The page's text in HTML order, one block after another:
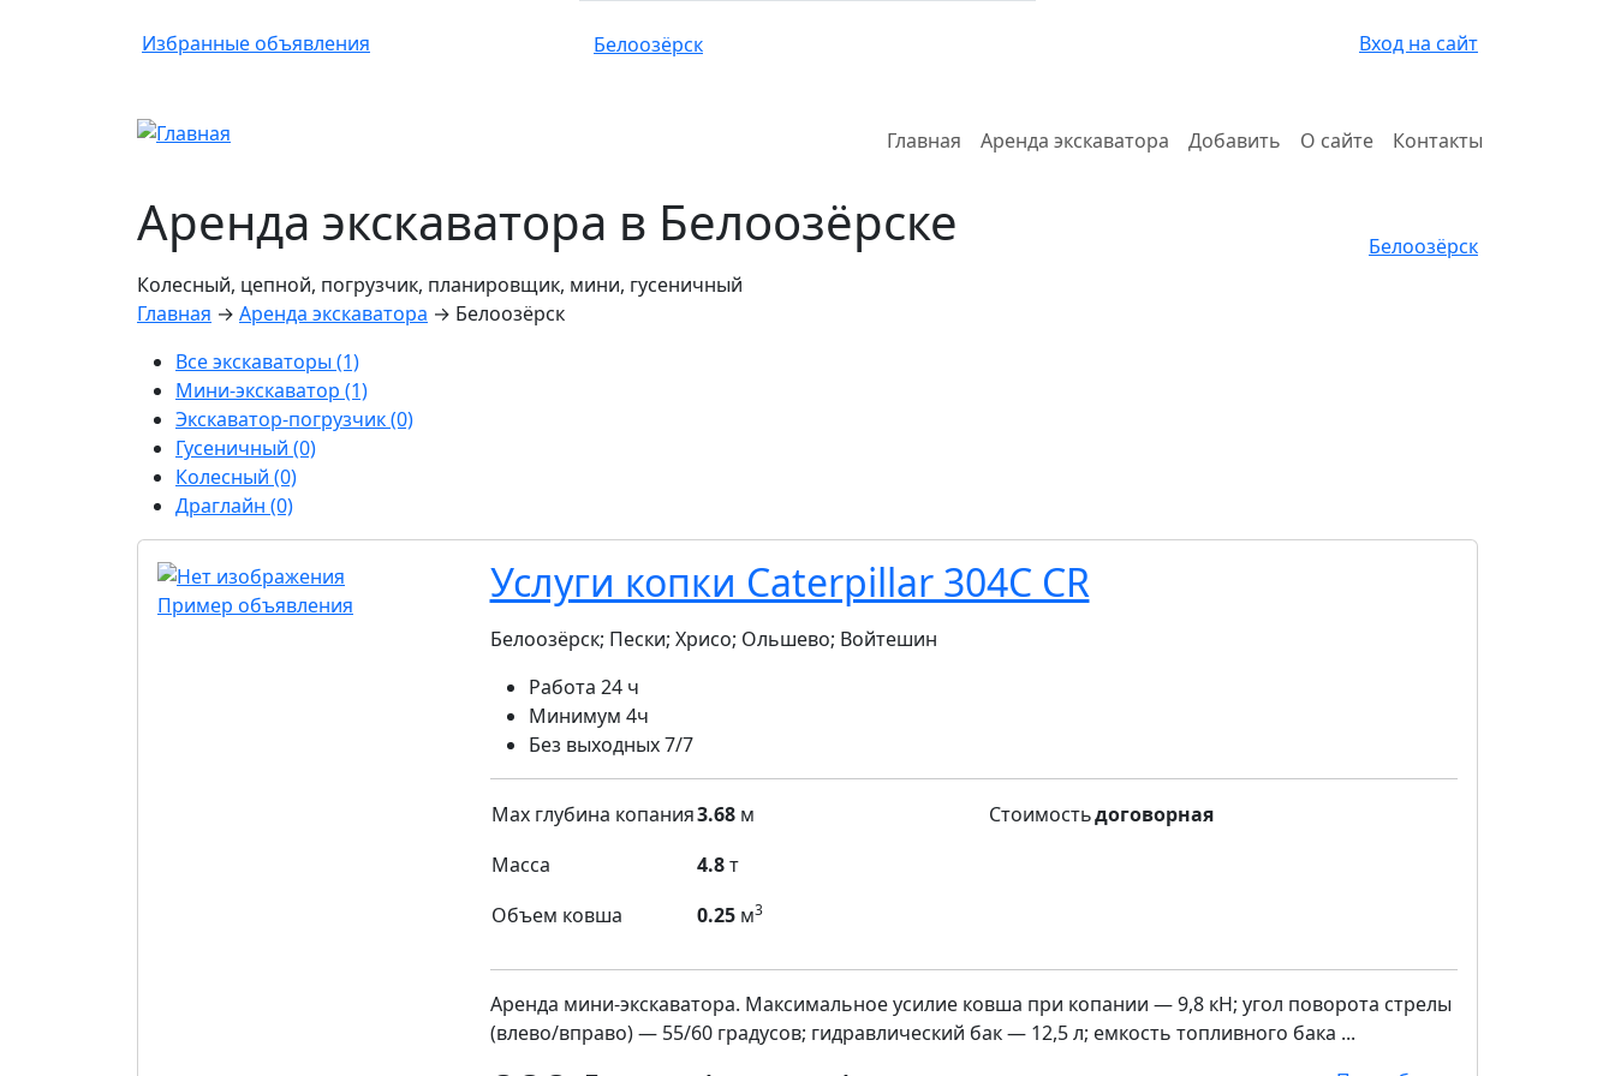
Избранныеобъявления Белоозёрск Вход на сайт
Главная Аренда экскаватора Добавить О сайте Контакты
Аренда экскаватора в Белоозёрске
Колесный, цепной, погрузчик, планировщик, мини, гусеничный
Белоозёрск
Главная → Аренда экскаватора → Белоозёрск
Все экскаваторы (1)
Мини-экскаватор (1)
Экскаватор-погрузчик (0)
Гусеничный (0)
Колесный (0)
Драглайн (0)
Пример объявления Услуги копки Caterpillar 304С CR
Белоозёрск; Пески; Хрисо; Ольшево; Войтешин
Работа 24 ч
Минимум 4ч
Без выходных7/7
Max глубина копания3.68м
Масса
4.8т
Объем ковша
0.25м3
Стоимостьдоговорная
Аренда мини-экскаватора. Максимальное усилие ковша при копании — 9,8 кН; угол поворота стрелы
(влево/вправо) — 55/60 градусов; гидравлический бак — 12,5 л; емкость топливного бака ...